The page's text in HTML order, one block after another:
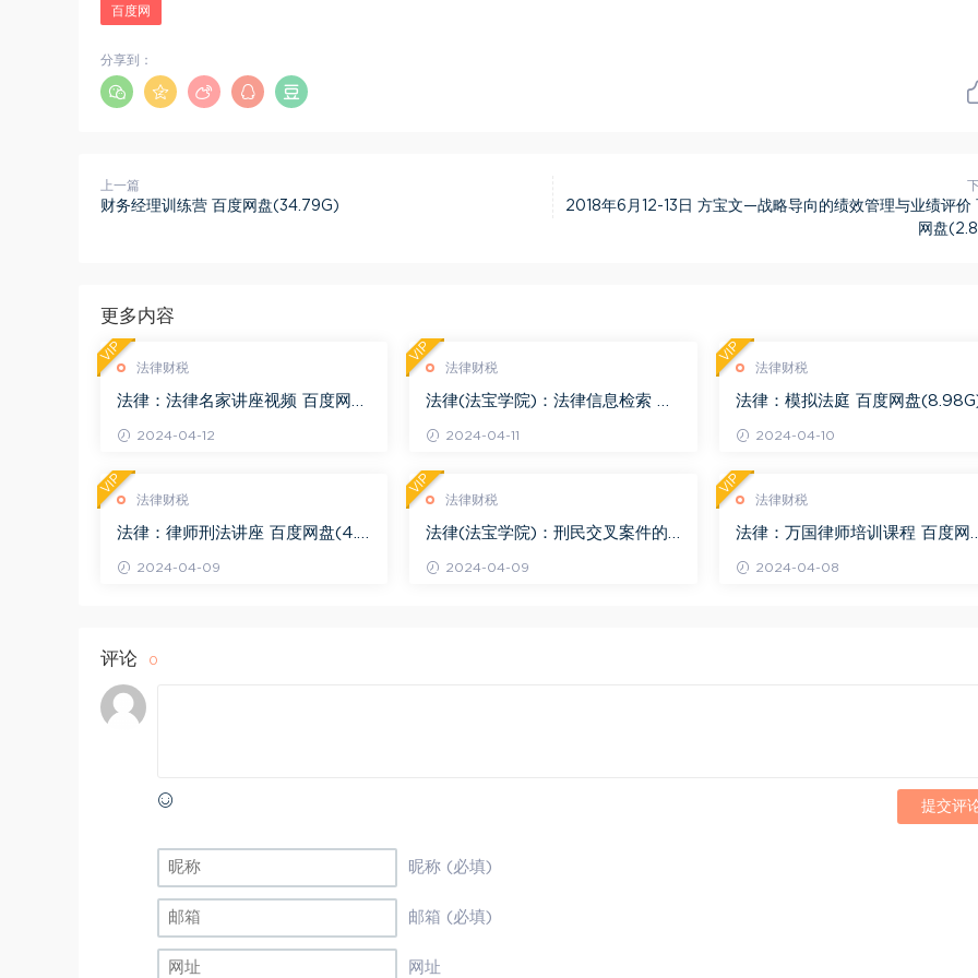
百度网
分享到：
上一篇
财务经理训练营 百度网盘(34.79G)
2018年6月12-13日 方宝文—战略导向的绩效管理与业绩评价
网盘
更多内容
法律财税
法律：法律名家讲座视频 百度网盘
2024-04-12
VIP
法律财税
法律(法宝学院)：法律信息检索 百
2024-04-11
VIP
法律财税
法律：模拟法庭 百度网盘
2024-04-10
VIP
法律财税
法律：律师刑法讲座 百度网盘(4.0
2024-04-09
VIP
法律财税
法律(法宝学院)：刑民交叉案件的
2024-04-09
VIP
法律财税
法律：万国律师培训课程 百度网
2024-04-08
VIP
评论 0
提交评
昵称 (必填)
邮箱 (必填)
网址